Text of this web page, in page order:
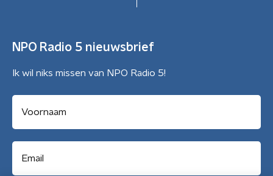
NPO Radio 5 nieuwsbrief
Ik wil niks missen van NPO Radio 5!